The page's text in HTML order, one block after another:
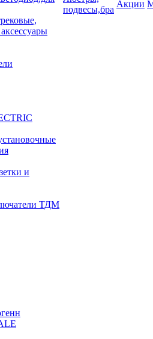
и
ТДМ
подвесы,бра
Акции